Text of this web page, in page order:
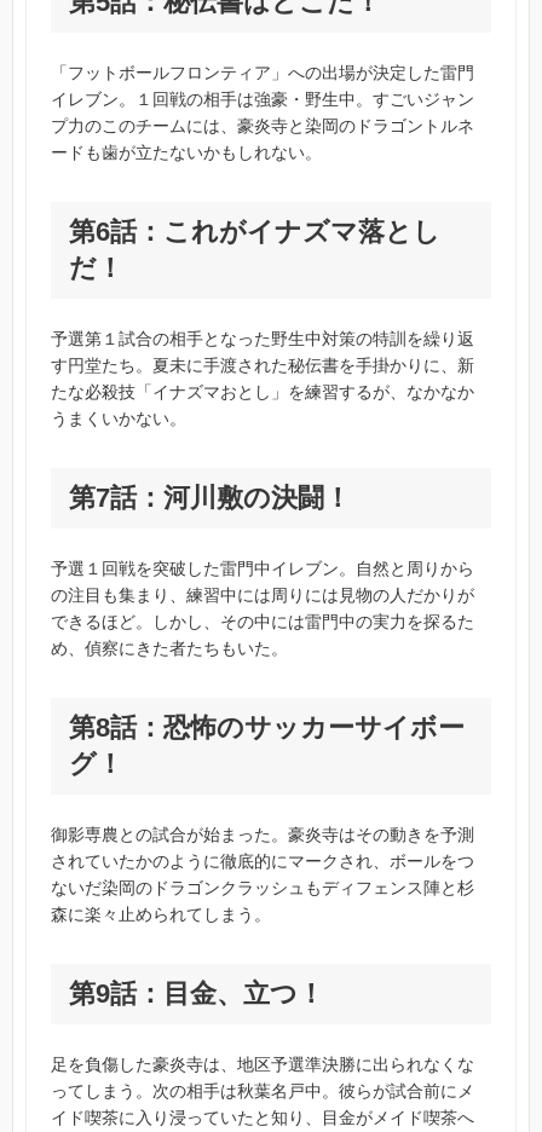
「フットボールフロンティア」への出場が決定した雷門
イレブン。１回戦の相手は強豪・野生中。すごいジャン
プ力のこのチームには、豪炎寺と染岡のドラゴントルネ
ードも歯が立たないかもしれない。
第6話：これがイナズマ落とし
だ！
予選第１試合の相手となった野生中対策の特訓を繰り返
す円堂たち。夏未に手渡された秘伝書を手掛かりに、新
たな必殺技「イナズマおとし」を練習するが、なかなか
うまくいかない。
第7話：河川敷の決闘！
予選１回戦を突破した雷門中イレブン。自然と周りから
の注目も集まり、練習中には周りには見物の人だかりが
できるほど。しかし、その中には雷門中の実力を探るた
め、偵察にきた者たちもいた。
第8話：恐怖のサッカーサイボー
グ！
御影専農との試合が始まった。豪炎寺はその動きを予測
されていたかのように徹底的にマークされ、ボールをつ
ないだ染岡のドラゴンクラッシュもディフェンス陣と杉
森に楽々止められてしまう。
第9話：目金、立つ！
足を負傷した豪炎寺は、地区予選準決勝に出られなくな
ってしまう。次の相手は秋葉名戸中。彼らが試合前にメ
イド喫茶に入り浸っていたと知り、目金がメイド喫茶へ